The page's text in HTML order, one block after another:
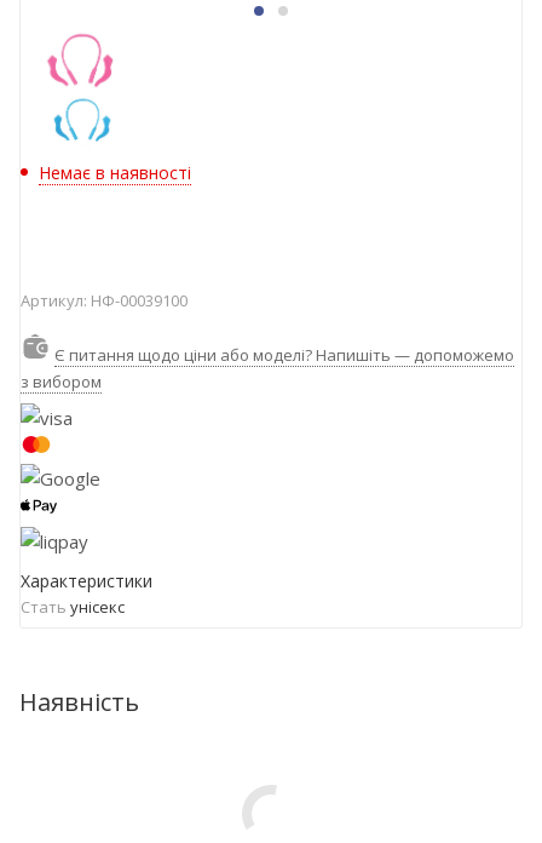
Немає в наявності
Артикул: НФ-00039100
Є питання щодо ціни або моделі? Напишіть — допоможемо
з вибором
Характеристики
Стать унісекс
Наявність